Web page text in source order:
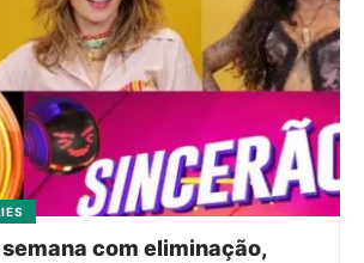
semana com eliminação,